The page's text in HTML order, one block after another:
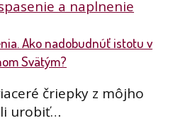
Ako nadobudnúť istotu v
Svätým?
čriepky z môjho
urobiť…